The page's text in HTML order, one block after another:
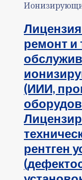
ремонт и
(ИИИ,
рентген